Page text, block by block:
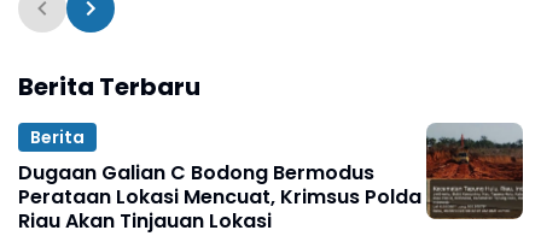
Berita Terbaru
Berita
Dugaan Galian C Bodong Bermodus
Perataan Lokasi Mencuat, Krimsus Polda
Riau Akan Tinjauan Lokasi